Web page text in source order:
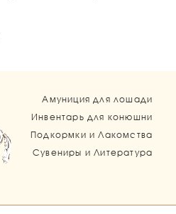
Амуниция для лошади
Инвентарь для конюшни
Подкормки и Лакомства
Сувениры и Литература